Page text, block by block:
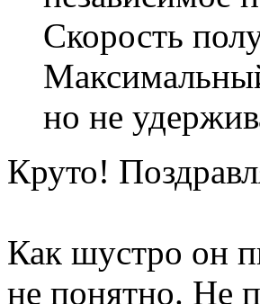
Скорость
но не
Круто!
Как шустро он
не понятно. Не